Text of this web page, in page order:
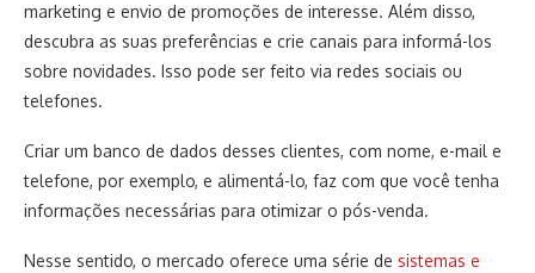
marketing e envio de promoções de interesse. Além disso,
descubra as suas preferências e crie canais para informá-los
sobre novidades. Isso pode ser feito via redes sociais ou
telefones.
Criar um banco de dados desses clientes, com nome, e-mail e
telefone, por exemplo, e alimentá-lo, faz com que você tenha
informações necessárias para otimizar o pós-venda.
Nesse sentido, o mercado oferece uma série de sistemas e